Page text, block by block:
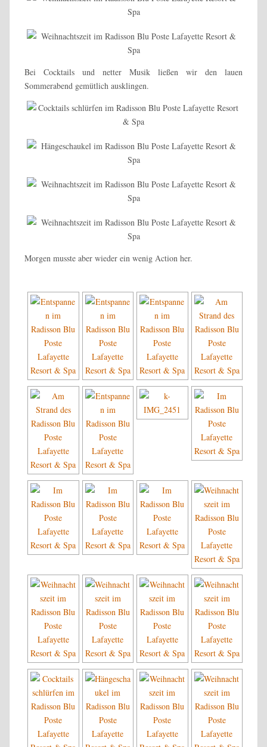
Bei Cocktails und netter Musik ließen wir den lauen
Sommerabend gemütlich ausklingen.
Morgen musste aber wieder ein wenig Action her.